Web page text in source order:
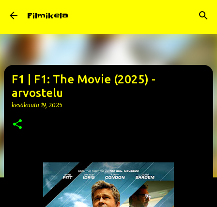
Filmikela
F1 | F1: The Movie (2025) -
arvostelu
kesäkuuta 19, 2025